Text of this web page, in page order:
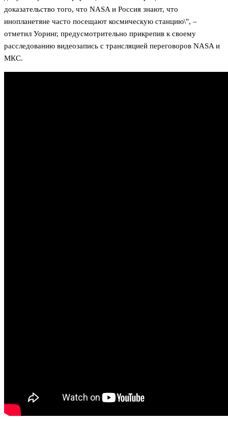
доказательство того, что NASA и Россия знают, что
инопланетяне часто посещают космическую станцию\", –
отметил Уоринг, предусмотрительно прикрепив к своему
расследованию видеозапись с трансляцией переговоров NASA и
МКС.